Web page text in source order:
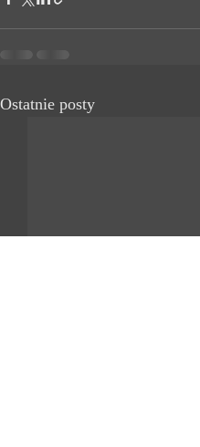
Ostatnie posty